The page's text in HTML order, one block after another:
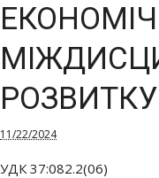
11/22/2024
УДК 37:082.2(06)